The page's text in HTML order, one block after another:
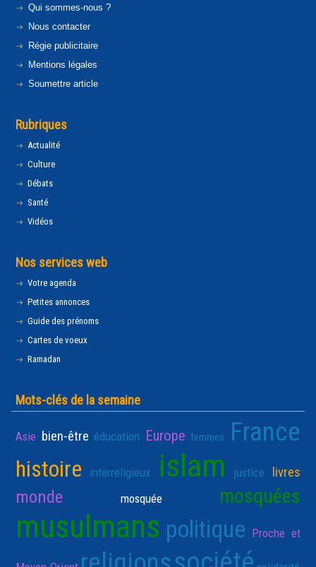
Qui sommes-nous ?
Nous contacter
Régie publicitaire
Mentions légales
Soumettre article
Rubriques
Actualité
Culture
Débats
Santé
Vidéos
Nos services web
Votre agenda
Petites annonces
Guide des prénoms
Cartes de voeux
Ramadan
Mots-clés de la semaine
Asie bien-être éducation Europe femmes France
histoire interreligieux islam justice livres
monde mosquée mosquées
musulmans politique Proche et